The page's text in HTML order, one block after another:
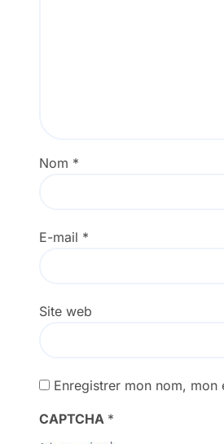
Nom *
E-mail *
Site web
Enregistrer mon nom,
CAPTCHA *